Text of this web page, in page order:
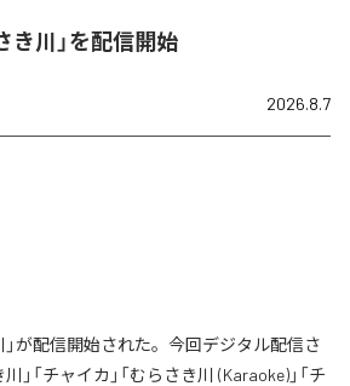
き川」を配信開始
2026.8.7
」が配信開始された。今回デジタル配信さ
」「チャイカ」「むらさき川 (Karaoke)」「チ